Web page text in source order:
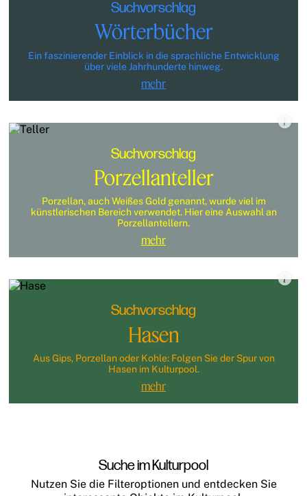
Suchvorschlag
Wörterbücher
Ein faszinierender Einblick in die sprachliche Entwicklung
über viele Jahrhunderte hinweg.
mehr
Suchvorschlag
Porzellanteller
Porzellan, auch Weißes Gold genannt, wurde viel im
künstlerischen Bereich verwendet. Hier eine Auswahl an
Porzellantellern.
mehr
Suchvorschlag
Hasen
Aus Gips, Porzellan oder Kohle: Folgen Sie der Spur von
Hasen im Kulturpool.
mehr
Suche im Kulturpool
Nutzen Sie die Filteroptionen und entdecken Sie